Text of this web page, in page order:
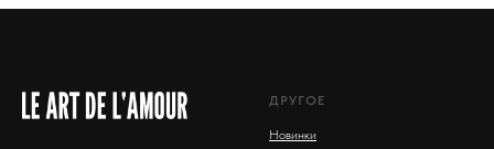
ДРУГОЕ
Новинки